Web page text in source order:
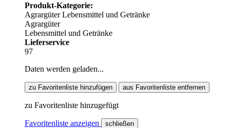
Produkt-Kategorie:
AgrargüterLebensmittel und Getränke
Agrargüter
Lebensmittel und Getränke
Lieferservice
97
Daten werden geladen...
zu Favoritenliste hinzufügen aus Favoritenliste entfernen
zu Favoritenliste hinzugefügt
Favoritenliste anzeigen schließen